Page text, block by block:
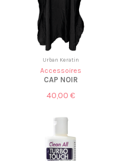
Urban Keratin
Accessoires
CAP NOIR
40,00 €